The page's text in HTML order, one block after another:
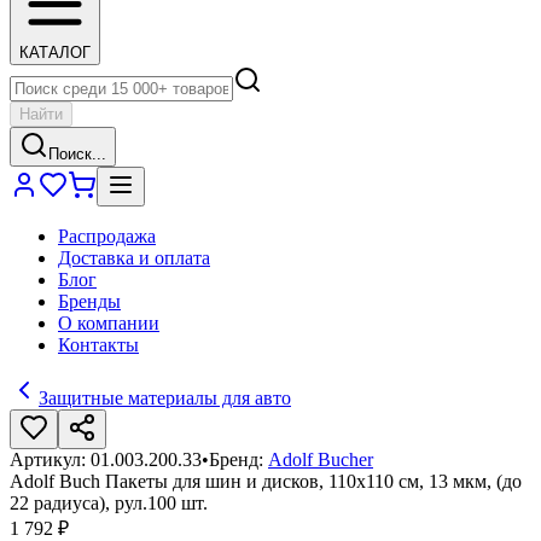
КАТАЛОГ
Найти
Поиск...
Распродажа
Доставка и оплата
Блог
Бренды
О компании
Контакты
Защитные материалы для авто
Артикул: 01.003.200.33•Бренд: Adolf Bucher
Adolf Buch Пакеты для шин и дисков, 110х110 см, 13 мкм, (до
22 радиуса), рул.100 шт.
1 792 ₽